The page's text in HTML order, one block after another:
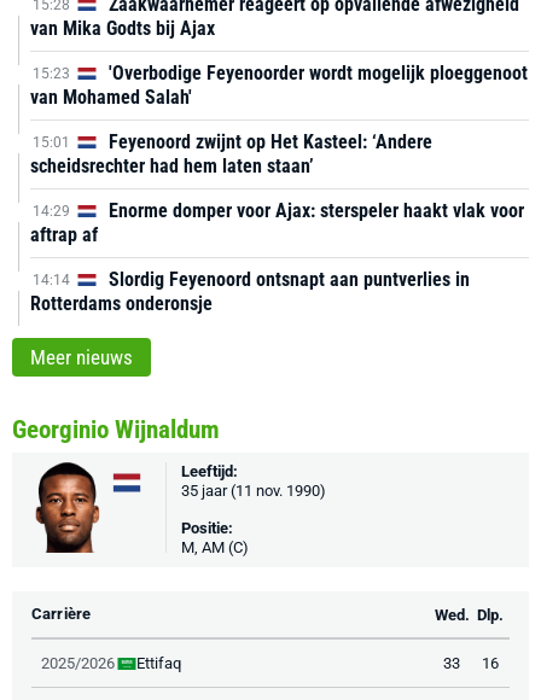
15:28
van Mika Godts bij Ajax
15:23
'Overbodige Feyenoorder wordt mogelijk ploeggenoot
van Mohamed Salah'
15:01
Feyenoord zwijnt op Het Kasteel: ‘Andere
scheidsrechter had hem laten staan’
14:29
Enorme domper voor Ajax: sterspeler haakt vlak voor
aftrap af
14:14
Slordig Feyenoord ontsnapt aan puntverlies in
Rotterdams onderonsje
Meer nieuws
Georginio Wijnaldum
Leeftijd:
35 jaar (11 nov. 1990)
Positie:
M, AM (C)
Carrière Wed. Dlp.
2025/2026 Ettifaq 33 16